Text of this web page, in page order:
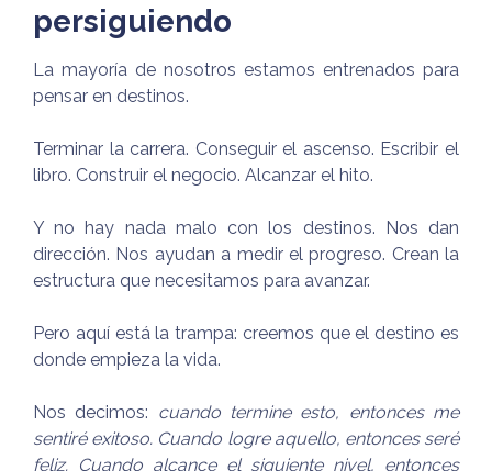
persiguiendo
La mayoría de nosotros estamos entrenados para
pensar en destinos.
Terminar la carrera. Conseguir el ascenso. Escribir el
libro. Construir el negocio. Alcanzar el hito.
Y no hay nada malo con los destinos. Nos dan
dirección. Nos ayudan a medir el progreso. Crean la
estructura que necesitamos para avanzar.
Pero aquí está la trampa: creemos que el destino es
donde empieza la vida.
Nos decimos: cuando termine esto, entonces me
sentiré exitoso. Cuando logre aquello, entonces seré
feliz. Cuando alcance el siguiente nivel, entonces